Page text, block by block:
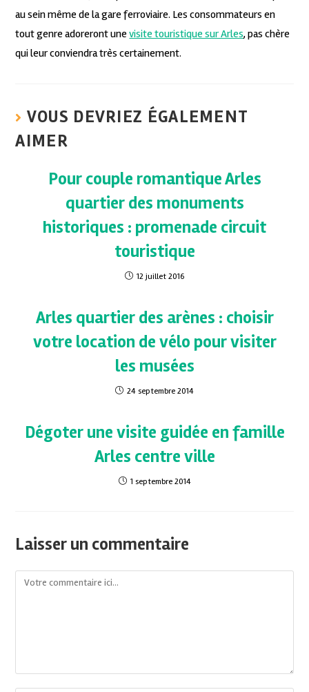
au sein même de la gare ferroviaire. Les consommateurs en
tout genre adoreront unevisite touristique sur Arles, pas chère
qui leur conviendra très certainement.
VOUS DEVRIEZ ÉGALEMENT
AIMER
Pour couple romantique Arles
quartier des monuments
historiques : promenade circuit
touristique
12 juillet 2016
Arles quartier des arènes : choisir
votre location de vélo pour visiter
les musées
24 septembre 2014
Dégoter une visite guidée en famille
Arles centre ville
1 septembre 2014
Laisser un commentaire